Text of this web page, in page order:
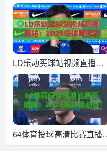
费直播站】：2026年体育
迷的终极观赛指南？
LD乐动买球站视频直播网
站：2026年体育迷的新选
择【LD乐动买球站视频直
播网站】
64体育投球高清比赛直播
网：2026年球迷必备的观